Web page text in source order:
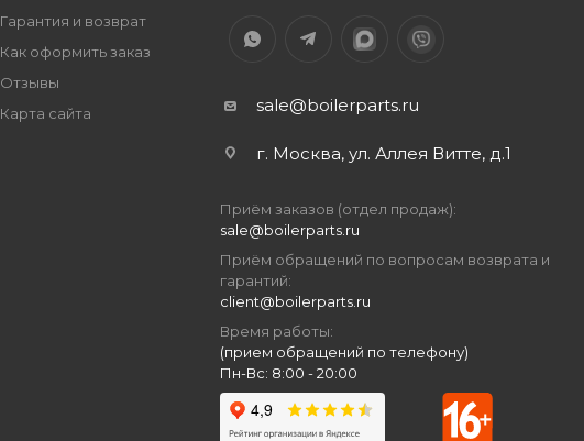
Гарантия и возврат
Как оформить заказ
Отзывы
Карта сайта
sale@boilerparts.ru
г. Москва, ул. Аллея Витте, д.1
Приём заказов (отдел продаж):
sale@boilerparts.ru
Приём обращений по вопросам возврата и
гарантий:
client@boilerparts.ru
Время работы:
(прием обращений по телефону)
Пн-Вс: 8:00 - 20:00